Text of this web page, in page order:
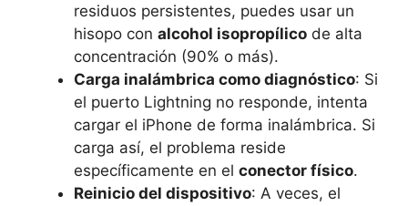
residuos persistentes, puedes usar un
hisopo con alcohol isopropílico de alta
concentración (90% o más).
Carga inalámbrica como diagnóstico: Si
el puerto Lightning no responde, intenta
cargar el iPhone de forma inalámbrica. Si
carga así, el problema reside
específicamente en el conector físico.
Reinicio del dispositivo: A veces, el